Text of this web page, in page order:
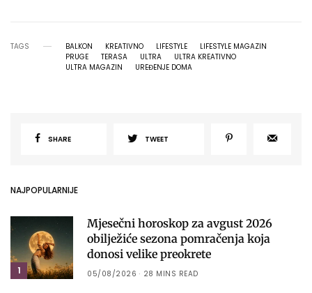
TAGS BALKON KREATIVNO LIFESTYLE
LIFESTYLE MAGAZIN
PRUGE
TERASA ULTRA
ULTRA KREATIVNO
ULTRA MAGAZIN
UREĐENJE DOMA
SHARE TWEET
NAJPOPULARNIJE
1
Mjesečni horoskop za avgust 2026
obilježiće sezona pomračenja koja
donosi velike preokrete
05/08/2026 28 MINS READ